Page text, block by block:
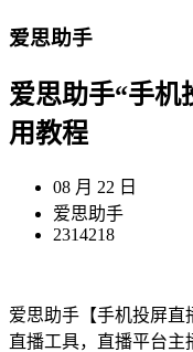
爱思助手
爱思助手“手机
用教程
08 月 22 日
爱思助手
2314218
爱思助手【手机投屏直
直播工具，直播平台